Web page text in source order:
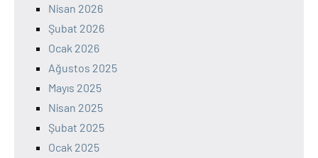
Nisan 2026
Şubat 2026
Ocak 2026
Ağustos 2025
Mayıs 2025
Nisan 2025
Şubat 2025
Ocak 2025